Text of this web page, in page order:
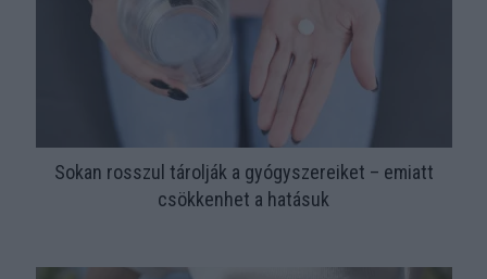
Sokan rosszul tárolják a gyógyszereiket – emiatt
csökkenhet a hatásuk